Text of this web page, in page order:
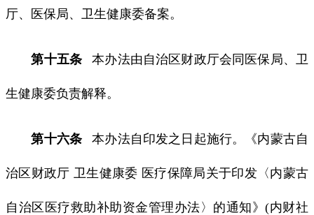
厅、医保局、卫生健康委备案。
第十五条 本办法由自治区财政厅会同医保局、卫
生健康委负责解释。
第十六条 本办法自印发之日起施行。《内蒙古自
治区财政厅 卫生健康委 医疗保障局关于印发〈内蒙古
自治区医疗救助补助资金管理办法〉的通知》(内财社